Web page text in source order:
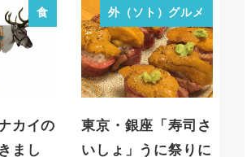
食
カイの
まし
外（ソト）グルメ
東京・銀座「寿司さ
いしょ」うに祭りに